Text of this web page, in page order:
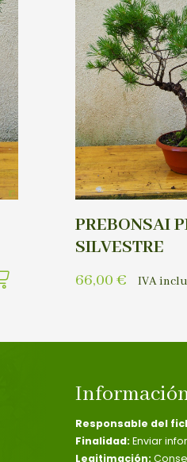
PREBONSAI
SILVESTRE
66,00 € IVA
Responsable del
Finalidad: Enviar
Legitimación: